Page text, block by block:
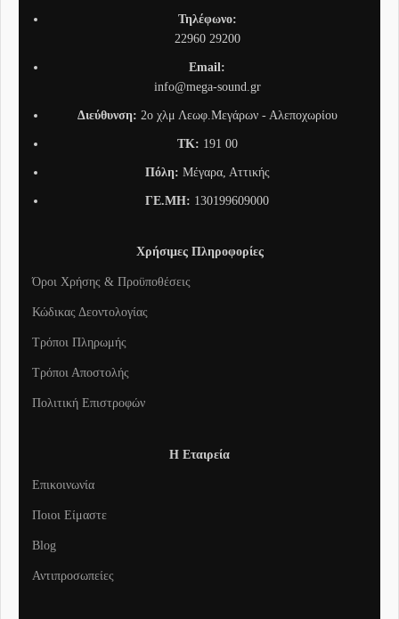
Τηλέφωνο:
22960 29200
Email:
info@mega-sound.gr
Διεύθυνση: 2o χλμ Λεωφ.Μεγάρων - Αλεποχωρίου
TK: 191 00
Πόλη: Μέγαρα, Αττικής
ΓΕ.ΜΗ: 130199609000
Χρήσιμες Πληροφορίες
Όροι Χρήσης & Προϋποθέσεις
Κώδικας Δεοντολογίας
Τρόποι Πληρωμής
Τρόποι Αποστολής
Πολιτική Επιστροφών
Η Εταιρεία
Επικοινωνία
Ποιοι Είμαστε
Blog
Αντιπροσωπείες